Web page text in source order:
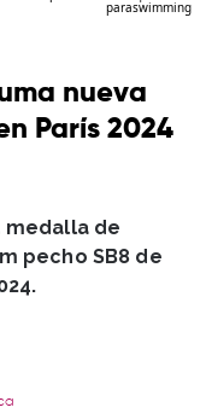
paraswimming
nueva
París 2024
medalla de
pecho SB8 de